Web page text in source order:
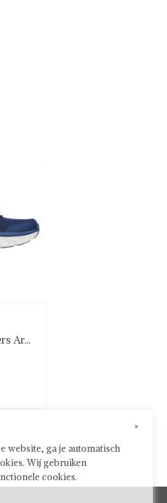
Ar...
×
website, ga je automatisch
Wij gebruiken
cookies.